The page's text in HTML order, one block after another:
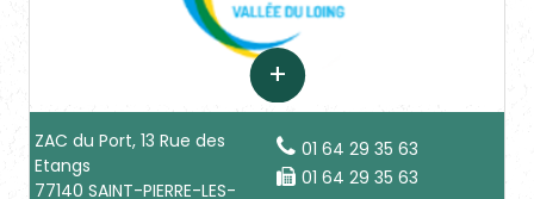
ZAC du Port, 13 Rue des
Etangs
77140 SAINT-PIERRE-LES-
01 64 29 35 63
01 64 29 35 63